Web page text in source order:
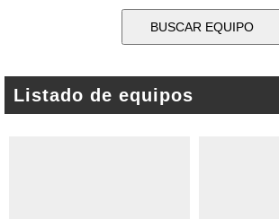
Listado de equipos